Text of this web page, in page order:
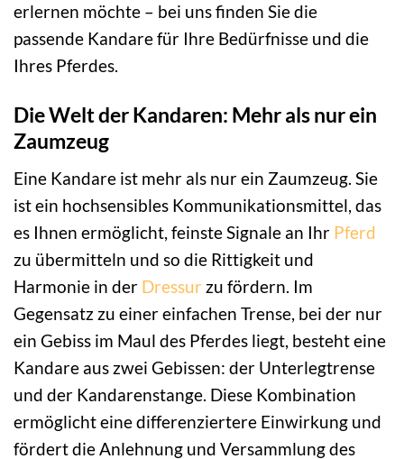
erlernen möchte – bei uns finden Sie die
passende Kandare für Ihre Bedürfnisse und die
Ihres Pferdes.
Die Welt der Kandaren: Mehr als nur ein
Zaumzeug
Eine Kandare ist mehr als nur ein Zaumzeug. Sie
ist ein hochsensibles Kommunikationsmittel, das
es Ihnen ermöglicht, feinste Signale an Ihr Pferd
zu übermitteln und so die Rittigkeit und
Harmonie in der Dressur zu fördern. Im
Gegensatz zu einer einfachen Trense, bei der nur
ein Gebiss im Maul des Pferdes liegt, besteht eine
Kandare aus zwei Gebissen: der Unterlegtrense
und der Kandarenstange. Diese Kombination
ermöglicht eine differenziertere Einwirkung und
fördert die Anlehnung und Versammlung des